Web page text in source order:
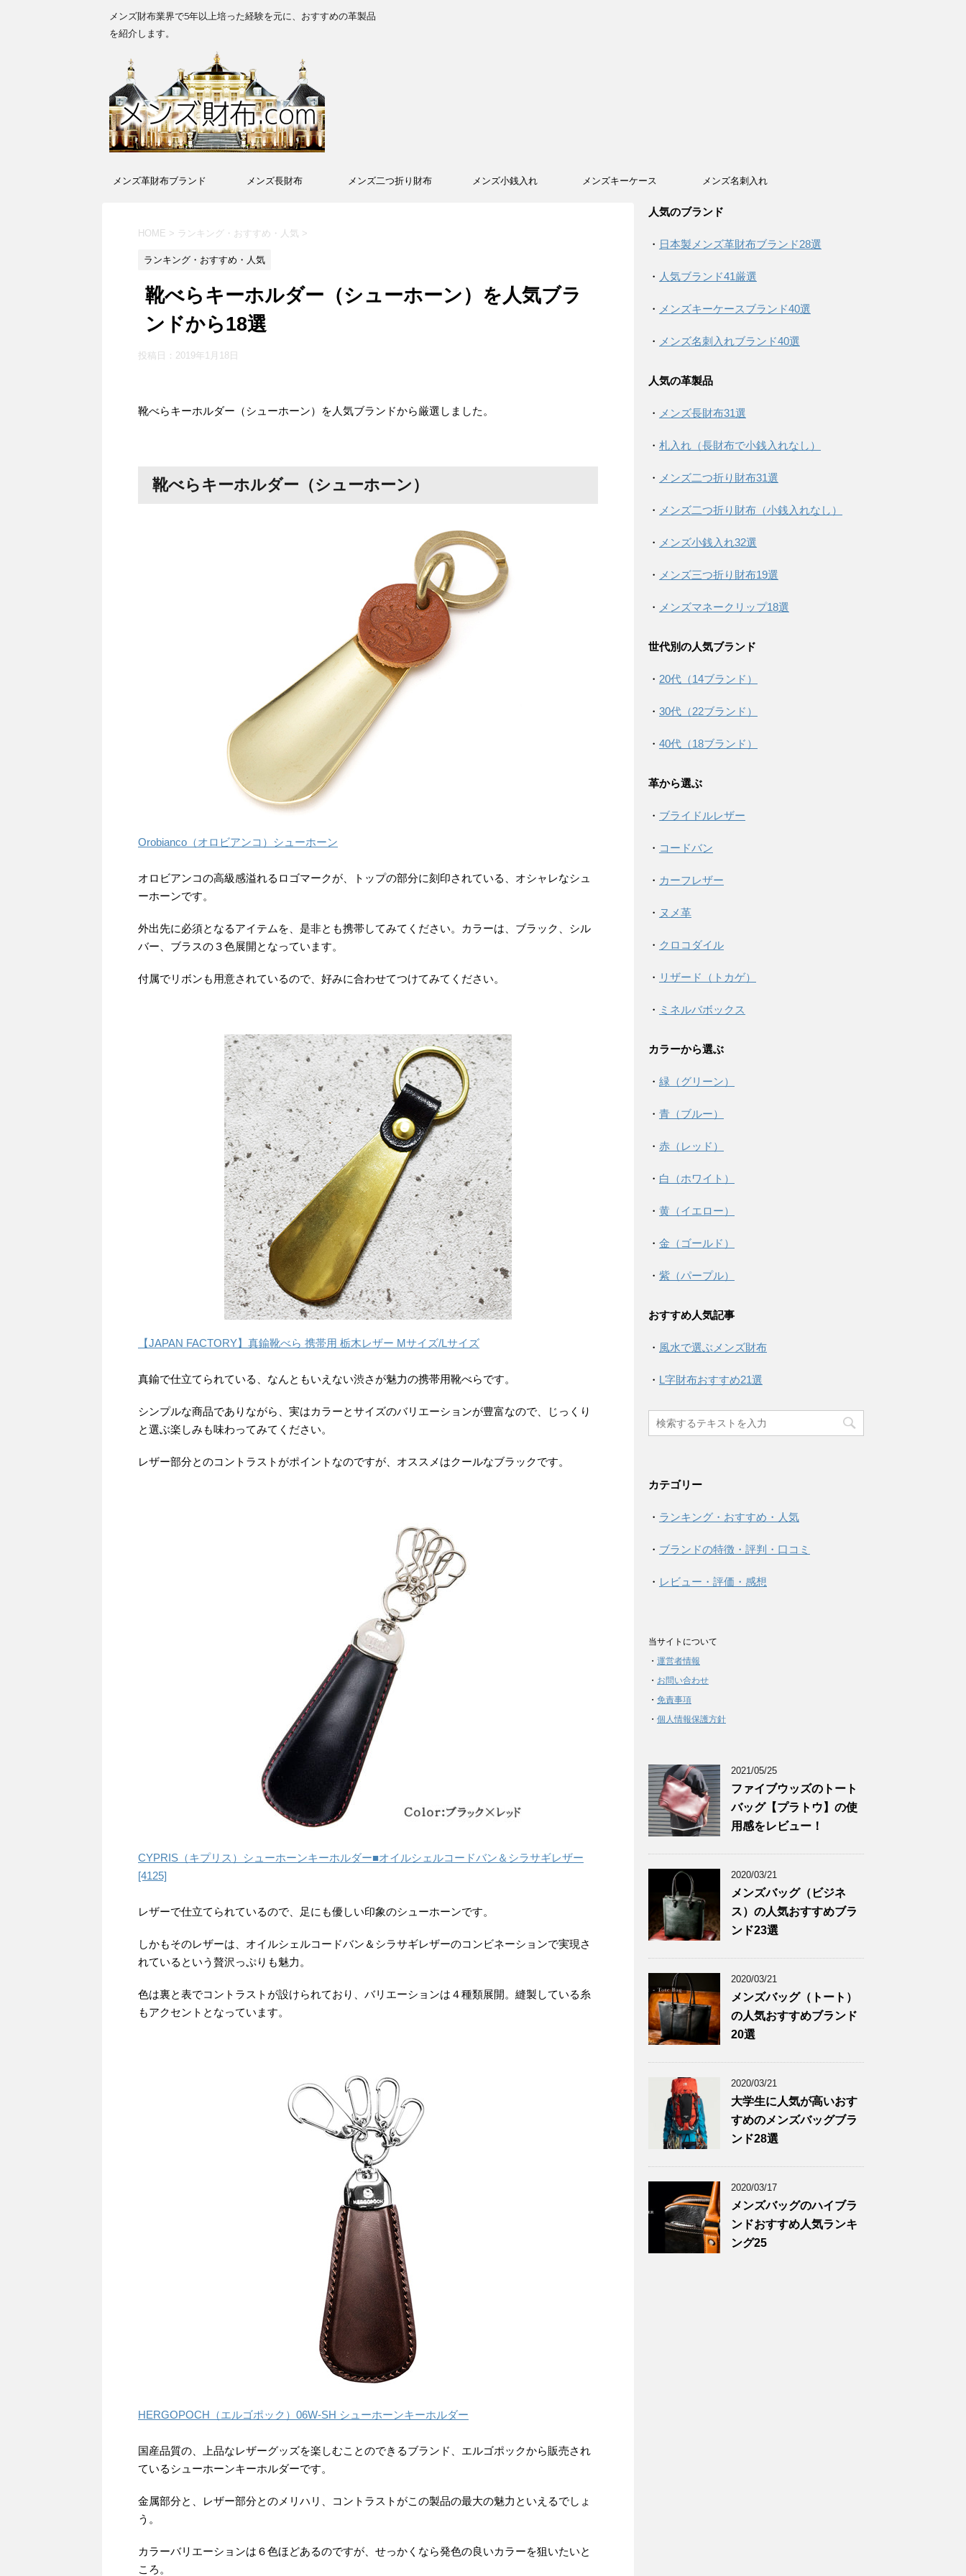
メンズ財布業界で5年以上培った経験を元に、おすすめの革製品
を紹介します。
メンズ革財布ブランド メンズ長財布 メンズ二つ折り財布 メンズ小銭入れ メンズキーケース メンズ名刺入れ
HOME > ランキング・おすすめ・人気 >
ランキング・おすすめ・人気
靴べらキーホルダー（シューホーン）を人気ブラ
ンドから18選
投稿日： 2019年1月18日
靴べらキーホルダー（シューホーン）を人気ブランドから厳選しました。
靴べらキーホルダー（シューホーン）
Orobianco（オロビアンコ）シューホーン
オロビアンコの高級感溢れるロゴマークが、トップの部分に刻印されている、オシャレなシュ
ーホーンです。
外出先に必須となるアイテムを、是非とも携帯してみてください。カラーは、ブラック、シル
バー、ブラスの３色展開となっています。
付属でリボンも用意されているので、好みに合わせてつけてみてください。
【JAPAN FACTORY】真鍮靴べら 携帯用 栃木レザー Mサイズ/Lサイズ
真鍮で仕立てられている、なんともいえない渋さが魅力の携帯用靴べらです。
シンプルな商品でありながら、実はカラーとサイズのバリエーションが豊富なので、じっくり
と選ぶ楽しみも味わってみてください。
レザー部分とのコントラストがポイントなのですが、オススメはクールなブラックです。
CYPRIS（キプリス）シューホーンキーホルダー■オイルシェルコードバン＆シラサギレザー
[4125]
レザーで仕立てられているので、足にも優しい印象のシューホーンです。
しかもそのレザーは、オイルシェルコードバン＆シラサギレザーのコンビネーションで実現さ
れているという贅沢っぷりも魅力。
色は裏と表でコントラストが設けられており、バリエーションは４種類展開。縫製している糸
もアクセントとなっています。
HERGOPOCH（エルゴポック）06W-SH シューホーンキーホルダー
国産品質の、上品なレザーグッズを楽しむことのできるブランド、エルゴポックから販売され
ているシューホーンキーホルダーです。
金属部分と、レザー部分とのメリハリ、コントラストがこの製品の最大の魅力といえるでしょ
う。
カラーバリエーションは６色ほどあるのですが、せっかくなら発色の良いカラーを狙いたいと
ころ。
人気のブランド
・ 日本製メンズ革財布ブランド28選
・ 人気ブランド41厳選
・ メンズキーケースブランド40選
・ メンズ名刺入れブランド40選
人気の革製品
・ メンズ長財布31選
・ 札入れ（長財布で小銭入れなし）
・ メンズ二つ折り財布31選
・ メンズ二つ折り財布（小銭入れなし）
・ メンズ小銭入れ32選
・ メンズ三つ折り財布19選
・ メンズマネークリップ18選
世代別の人気ブランド
・ 20代（14ブランド）
・ 30代（22ブランド）
・ 40代（18ブランド）
革から選ぶ
・ ブライドルレザー
・ コードバン
・ カーフレザー
・ ヌメ革
・ クロコダイル
・ リザード（トカゲ）
・ ミネルバボックス
カラーから選ぶ
・ 緑（グリーン）
・ 青（ブルー）
・ 赤（レッド）
・ 白（ホワイト）
・ 黄（イエロー）
・ 金（ゴールド）
・ 紫（パープル）
おすすめ人気記事
・ 風水で選ぶメンズ財布
・ L字財布おすすめ21選
カテゴリー
・ ランキング・おすすめ・人気
・ ブランドの特徴・評判・口コミ
・ レビュー・評価・感想
当サイトについて
・ 運営者情報
・ お問い合わせ
・ 免責事項
・ 個人情報保護方針
2021/05/25
ファイブウッズのトート
バッグ【プラトウ】の使
用感をレビュー！
2020/03/21
メンズバッグ（ビジネ
ス）の人気おすすめブラ
ンド23選
2020/03/21
メンズバッグ（トート）
の人気おすすめブランド
20選
2020/03/21
大学生に人気が高いおす
すめのメンズバッグブラ
ンド28選
2020/03/17
メンズバッグのハイブラ
ンドおすすめ人気ランキ
ング25